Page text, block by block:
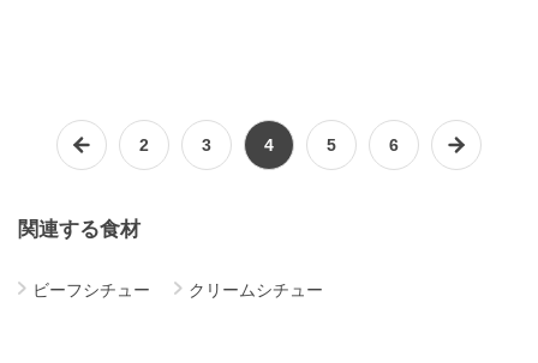
2 3 4 5 6
関連する食材
ビーフシチュー クリームシチュー